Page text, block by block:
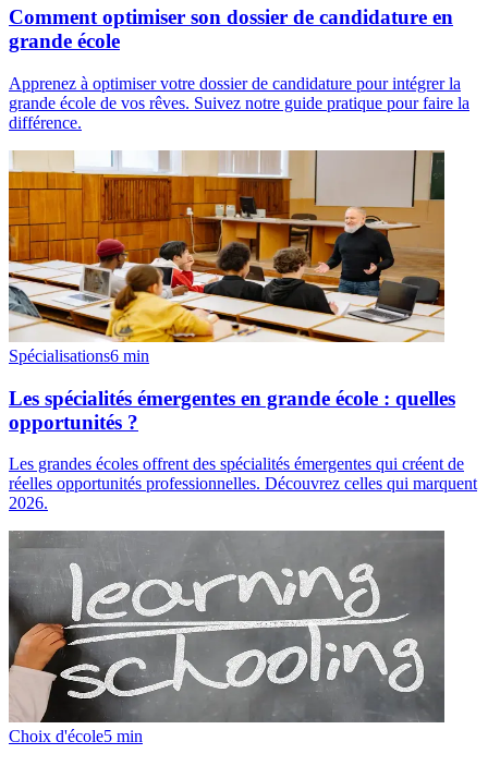
Comment optimiser son dossier de candidature en
grande école
Apprenez à optimiser votre dossier de candidature pour intégrer la
grande école de vos rêves. Suivez notre guide pratique pour faire la
différence.
Spécialisations6 min
Les spécialités émergentes en grande école : quelles
opportunités ?
Les grandes écoles offrent des spécialités émergentes qui créent de
réelles opportunités professionnelles. Découvrez celles qui marquent
2026.
Choix d'école5 min